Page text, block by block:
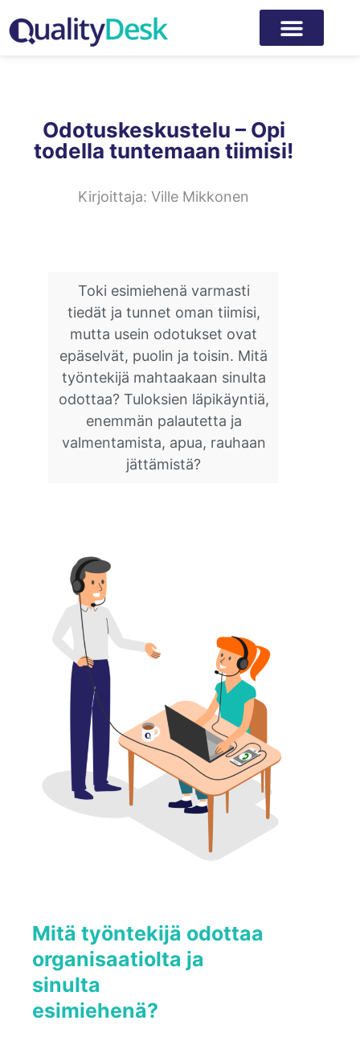
Odotuskeskustelu – Opi
todella tuntemaan tiimisi!
Kirjoittaja: Ville Mikkonen
Toki esimiehenä varmasti
tiedät ja tunnet oman tiimisi,
mutta usein odotukset ovat
epäselvät, puolin ja toisin. Mitä
työntekijä mahtaakaan sinulta
odottaa? Tuloksien läpikäyntiä,
enemmän palautetta ja
valmentamista, apua, rauhaan
jättämistä?
Mitä työntekijä odottaa
organisaatiolta ja
sinulta
esimiehenä?